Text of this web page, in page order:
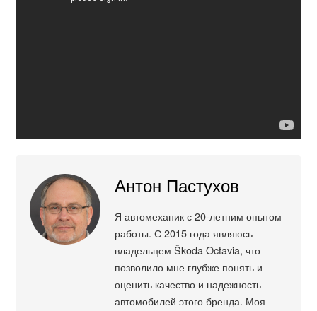
Антон Пастухов
Я автомеханик с 20-летним опытом
работы. С 2015 года являюсь
владельцем Škoda Octavia, что
позволило мне глубже понять и
оценить качество и надежность
автомобилей этого бренда. Моя